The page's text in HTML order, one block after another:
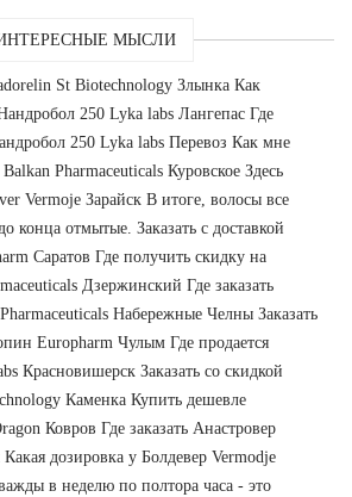
МЫСЛИ
St Biotechnology Злынка Как
250 Lyka labs Лангепас Где
250 Lyka labs Перевоз Как мне
Pharmaceuticals Куровское Здесь
Vermoje Зарайск В итоге, волосы все
конца отмытые. Заказать с доставкой
Саратов Где получить скидку на
Дзержинский Где заказать
Набережные Челны Заказать
Europharm Чулым Где продается
Красновишерск Заказать со скидкой
Каменка Купить дешевле
Ковров Где заказать Анастровер
дозировка у Болдевер Vermodje
в неделю по полтора часа - это